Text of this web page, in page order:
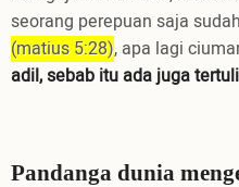
seorang perepuan saja
(matius 5:28), apa lagi
adil, sebab itu ada juga
Pandanga dunia